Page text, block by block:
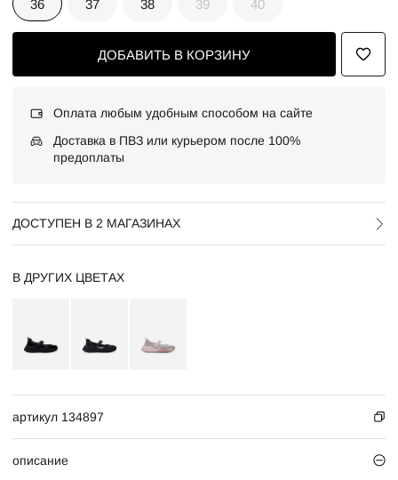
36 37 38 39 40
ДОБАВИТЬ В КОРЗИНУ
Оплата любым удобным способом на сайте
Доставка в ПВЗ или курьером после 100%
предоплаты
ДОСТУПЕН В 2 МАГАЗИНАХ
В ДРУГИХ ЦВЕТАХ
артикул 134897
описание